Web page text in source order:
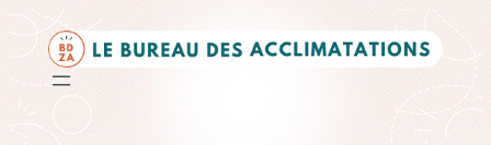
Aller
au
contenu